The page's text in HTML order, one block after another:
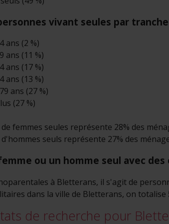
vivant seules par
ans (2 %)
ans (11 %)
ans (17 %)
ans (13 %)
ans (27 %)
(27 %)
femmes seules représente 28% des
seuls représente 27% des
ou un homme seul avec
à Bletterans, il s'agit de
dans la ville de Bletterans, on totalise
de recherche pour